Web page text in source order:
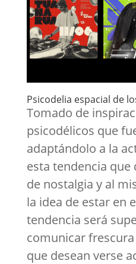
Psicodelia espacial de
Tomado de
psicodélicos que
adaptándolo a la
esta tendencia que
de nostalgia y al
la idea de estar en
tendencia será
comunicar
que desean verse